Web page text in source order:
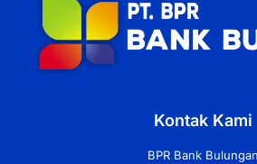
Kontak Kami
BPR Bank Bulungan